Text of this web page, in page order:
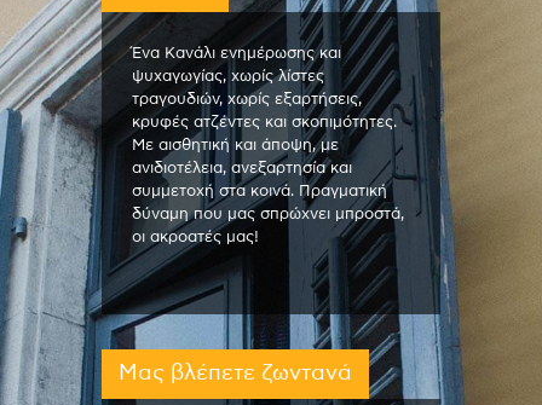
Ένα Κανάλι ενημέρωσης και
ψυχαγωγίας, χωρίς λίστες
τραγουδιών, χωρίς εξαρτήσεις,
κρυφές ατζέντες και σκοπιμότητες.
Με αισθητική και άποψη, με
ανιδιοτέλεια, ανεξαρτησία και
συμμετοχή στα κοινά. Πραγματική
δύναμη που μας σπρώχνει μπροστά,
οι ακροατές μας!
Μας βλέπετε ζωντανά